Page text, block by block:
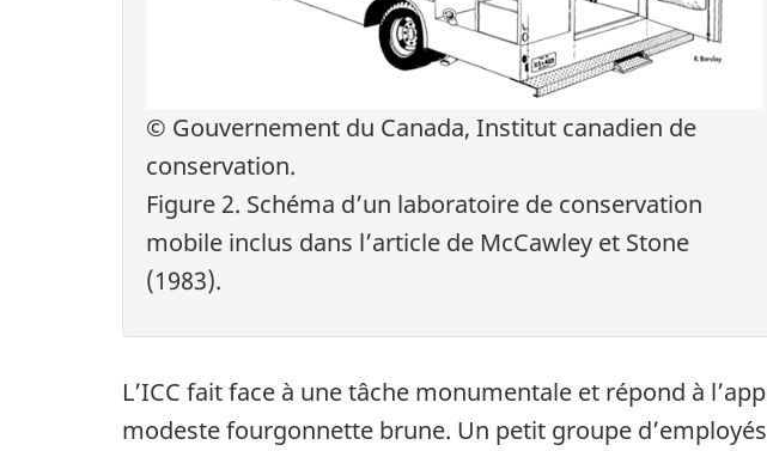
© Gouvernement du Canada, Institut canadien de
conservation.
Figure 2. Schéma d’un laboratoire de conservation
mobile inclus dans l’article de McCawley et Stone
(1983).
L’ICC fait face à une tâche monumentale et répond à
modeste fourgonnette brune. Un petit groupe